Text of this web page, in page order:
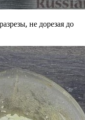
не дорезая до